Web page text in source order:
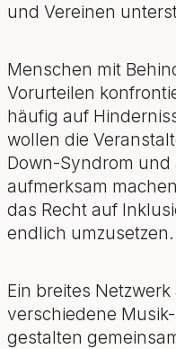
und Vereinen
Menschen mit
Vorurteilen
häufig auf
wollen die
Down-Syndrom
aufmerksam
das Recht auf
endlich umzusetzen.
Ein breites
verschiedene
gestalten